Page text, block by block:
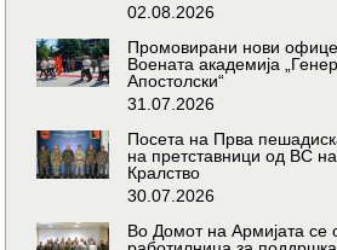
02.08.2026
Промовирани нови
Воената академија
Апостолски“
31.07.2026
Посета на Прва
на претставници од ВС
Кралство
30.07.2026
Во Домот на Армијата се